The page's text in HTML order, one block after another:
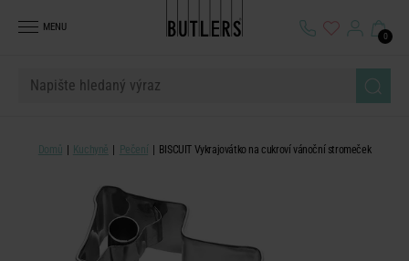
MENU
0
Domů Kuchyně Pečení BISCUIT Vykrajovátko na cukroví vánoční stromeček